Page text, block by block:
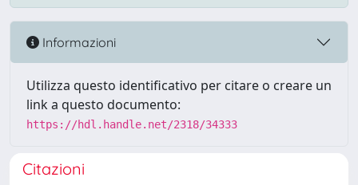
Informazioni
Utilizza questo identificativo per citare o creare un
link a questo documento:
https://hdl.handle.net/2318/34333
Citazioni